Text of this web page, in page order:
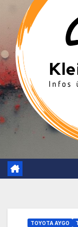
TOYOTA AYGO